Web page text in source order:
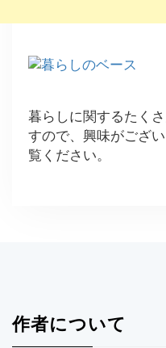
暮らしに関するたく
すので、興味がござ
覧ください。
作者について